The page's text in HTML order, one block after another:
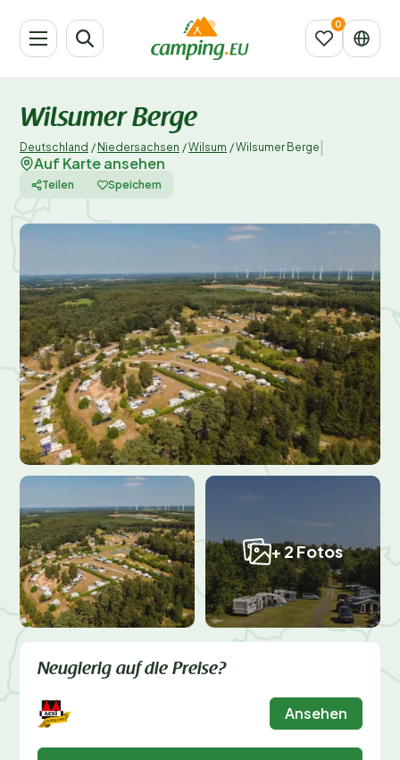
Wilsumer Berge
Deutschland / Niedersachsen /Wilsum /Wilsumer Berge
Auf Karte ansehen
Teilen Speichern
+ 2 Fotos
Neugierig auf die Preise?
Ansehen